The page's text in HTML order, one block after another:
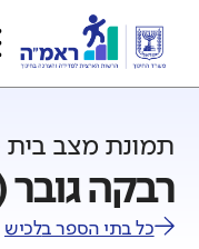
תמונת מצב בית
רבקה
כל בתי הספר בלכיש